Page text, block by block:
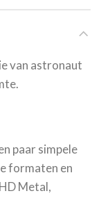
van astronaut
paar simpele
formaten en
Metal,